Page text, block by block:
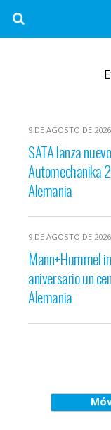
9 DE AGOSTO DE 2026
SATA lanza
Automechanika
Alemania
9 DE AGOSTO DE 2026
Mann+Hummel
aniversario un
Alemania